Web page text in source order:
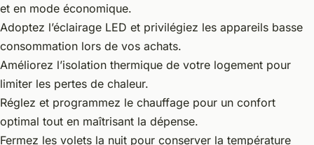
et en mode économique.
Adoptez l’éclairage LED et privilégiez les appareils basse
consommation lors de vos achats.
Améliorez l’isolation thermique de votre logement pour
limiter les pertes de chaleur.
Réglez et programmez le chauffage pour un confort
optimal tout en maîtrisant la dépense.
Fermez les volets la nuit pour conserver la température